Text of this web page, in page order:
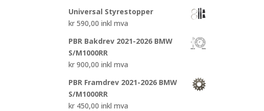
var:
kr 4.450,00.
er:
Universal Styrestopper
kr 590,00 inkl mva
PBR Bakdrev 2021-2026 BMW
S/M1000RR
kr 900,00 inkl mva
PBR Framdrev 2021-2026 BMW
S/M1000RR
kr 450,00 inkl mva